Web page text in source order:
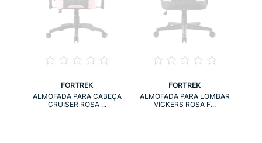
FORTREK
ALMOFADA PARA CABEÇA
CRUISER ROSA ...
FORTREK
ALMOFADA PARA LOMBAR
VICKERS ROSA F...